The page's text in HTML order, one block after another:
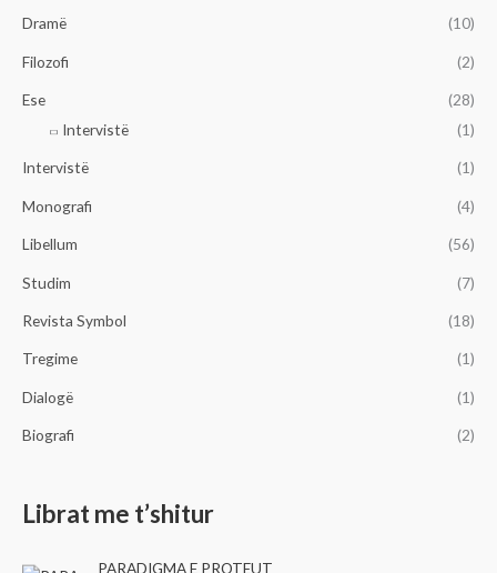
Dramë (10)
Filozofi (2)
Ese
(28)
Intervistë
(1)
Intervistë (1)
Monografi (4)
Libellum (56)
Studim (7)
Revista Symbol (18)
Tregime (1)
Dialogë (1)
Biografi (2)
Librat me t’shitur
PARADIGMA E PROTEUT